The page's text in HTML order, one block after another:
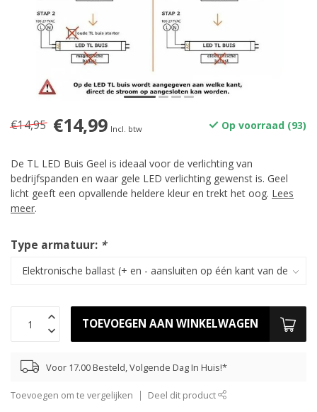
€14,95 €14,99 Incl. btw Op voorraad (93)
De TL LED Buis Geel is ideaal voor de verlichting van
bedrijfspanden en waar gele LED verlichting gewenst is. Geel
licht geeft een opvallende heldere kleur en trekt het oog. Lees
meer.
Type armatuur: *
TOEVOEGEN AAN WINKELWAGEN
Voor 17.00 Besteld, Volgende Dag In Huis!*
Toevoegen om te vergelijken Deel dit product